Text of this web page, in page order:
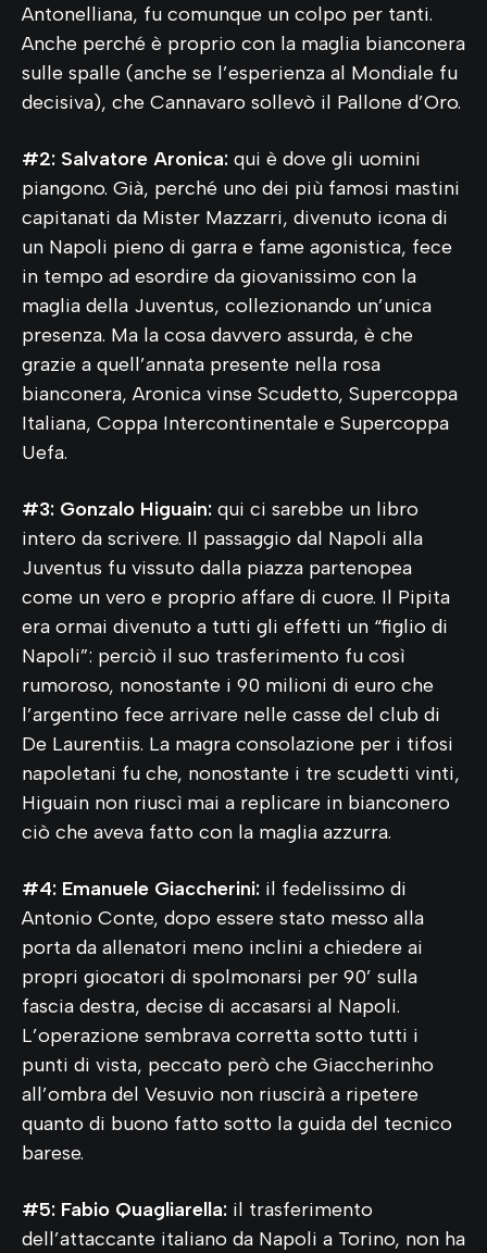
Antonelliana, fu comunque un colpo per tanti.
Anche perché è proprio con la maglia bianconera
sulle spalle (anche se l’esperienza al Mondiale fu
decisiva), che Cannavaro sollevò il Pallone d’Oro.
#2: Salvatore Aronica: qui è dove gli uomini
piangono. Già, perché uno dei più famosi mastini
capitanati da Mister Mazzarri, divenuto icona di
un Napoli pieno di garra e fame agonistica, fece
in tempo ad esordire da giovanissimo con la
maglia della Juventus, collezionando un’unica
presenza. Ma la cosa davvero assurda, è che
grazie a quell’annata presente nella rosa
bianconera, Aronica vinse Scudetto, Supercoppa
Italiana, Coppa Intercontinentale e Supercoppa
Uefa.
#3: Gonzalo Higuain: qui ci sarebbe un libro
intero da scrivere. Il passaggio dal Napoli alla
Juventus fu vissuto dalla piazza partenopea
come un vero e proprio affare di cuore. Il Pipita
era ormai divenuto a tutti gli effetti un “figlio di
Napoli”: perciò il suo trasferimento fu così
rumoroso, nonostante i 90 milioni di euro che
l’argentino fece arrivare nelle casse del club di
De Laurentiis. La magra consolazione per i tifosi
napoletani fu che, nonostante i tre scudetti vinti,
Higuain non riuscì mai a replicare in bianconero
ciò che aveva fatto con la maglia azzurra.
#4: Emanuele Giaccherini: il fedelissimo di
Antonio Conte, dopo essere stato messo alla
porta da allenatori meno inclini a chiedere ai
propri giocatori di spolmonarsi per 90’ sulla
fascia destra, decise di accasarsi al Napoli.
L’operazione sembrava corretta sotto tutti i
punti di vista, peccato però che Giaccherinho
all’ombra del Vesuvio non riuscirà a ripetere
quanto di buono fatto sotto la guida del tecnico
barese.
#5: Fabio Quagliarella: il trasferimento
dell’attaccante italiano da Napoli a Torino, non ha